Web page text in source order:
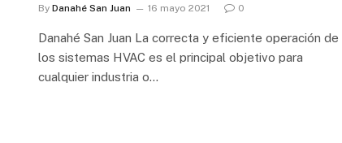
By Danahé San Juan 16 mayo 2021 0
Danahé San Juan La correcta y eficiente operación de
los sistemas HVAC es el principal objetivo para
cualquier industria o…